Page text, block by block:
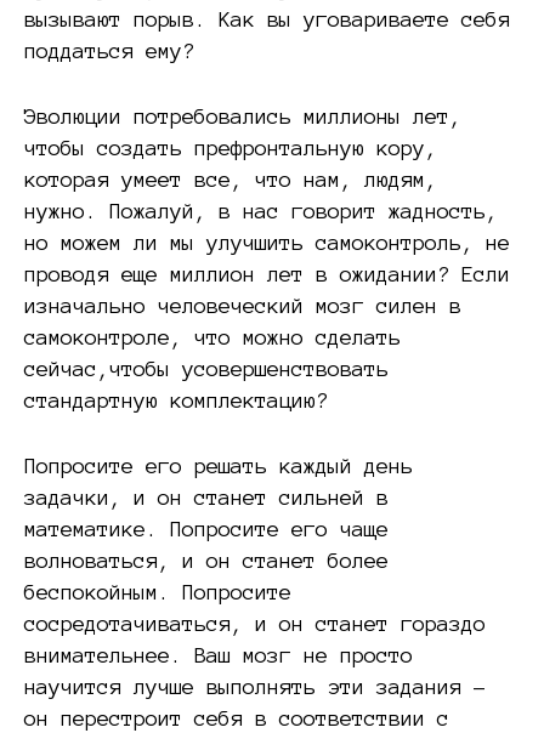
вызывают порыв. Как вы уговариваете себя
поддаться ему?
Эволюции потребовались миллионы лет,
чтобы создать префронтальную кору,
которая умеет все, что нам, людям,
нужно. Пожалуй, в нас говорит жадность,
но можем ли мы улучшить самоконтроль, не
проводя еще миллион лет в ожидании? Если
изначально человеческий мозг силен в
самоконтроле, что можно сделать
сейчас,чтобы усовершенствовать
стандартную комплектацию?
Попросите его решать каждый день
задачки, и он станет сильней в
математике. Попросите его чаще
волноваться, и он станет более
беспокойным. Попросите
сосредотачиваться, и он станет гораздо
внимательнее. Ваш мозг не просто
научится лучше выполнять эти задания –
он перестроит себя в соответствии с